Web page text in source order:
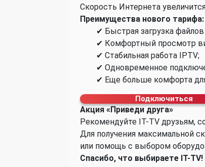
Скорость Интернета
Преимущества нового тарифа:
✔ Быстрая загрузка
✔ Комфортный просмотр
✔ Стабильная работа IPTV;
✔ Одновременное
✔ Еще больше комфорта
Подключиться
Акция «Приведи друга»
Рекомендуйте IT-TV друзьям,
Для получения максимальной
или помощь с выбором
Спасибо, что выбираете IT-TV!